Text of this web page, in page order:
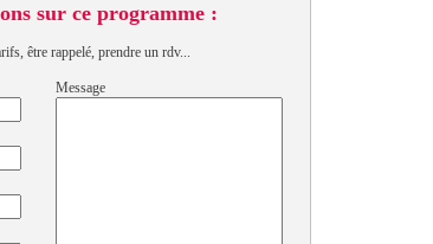
sur ce programme :
être rappelé, prendre un rdv...
Message